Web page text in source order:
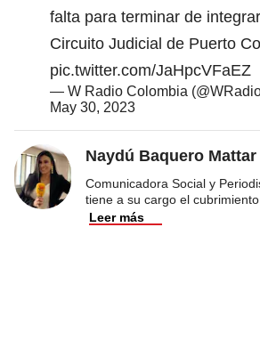
falta para terminar de
Circuito Judicial de Puerto
pic.twitter.com/JaHpcVFaEZ
— W Radio Colombia
May 30, 2023
Naydú Baquero Mattar
Comunicadora Social y
tiene a su cargo el
Leer más